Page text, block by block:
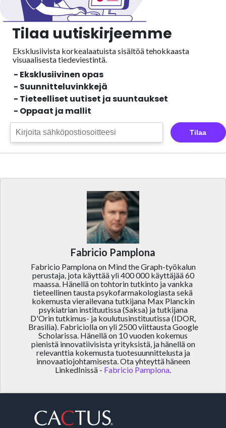
Tilaa uutiskirjeemme
Eksklusiivista korkealaatuista sisältöä tehokkaasta
visuaalisestatiedeviestintä.
- Eksklusiivinen opas
- Suunnitteluvinkkejä
- Tieteelliset uutiset ja suuntaukset
- Oppaat ja mallit
Tilaa
Fabricio Pamplona
Fabricio Pamplona on Mind the Graph-työkalun
perustaja, jota käyttää yli 400 000 käyttäjää 60
maassa. Hänellä on tohtorin tutkinto ja vankka
tieteellinen tausta psykofarmakologiasta sekä
kokemusta vierailevana tutkijana Max Planckin
psykiatrian instituutissa (Saksa) ja tutkijana
D'Orin tutkimus- ja koulutusinstituutissa (IDOR,
Brasilia). Fabriciolla on yli 2500 viittausta Google
Scholarissa. Hänellä on 10 vuoden kokemus
pienistä innovatiivisista yrityksistä, ja hänellä on
relevanttia kokemusta tuotesuunnittelusta ja
innovaatiojohtamisesta. Ota yhteyttä häneen
LinkedInissä - Fabricio Pamplona.